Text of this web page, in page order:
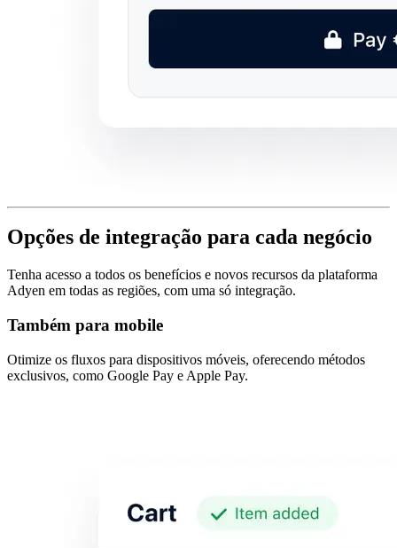
Opções de integração para cada negócio
Tenha acesso a todos os benefícios e novos recursos da plataforma
Adyen em todas as regiões, com uma só integração.
Também para mobile
Otimize os fluxos para dispositivos móveis, oferecendo métodos
exclusivos, como Google Pay e Apple Pay.